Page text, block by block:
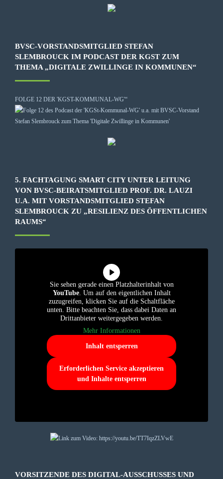
BVSC-VORSTANDSMITGLIED STEFAN
SLEMBROUCK IM PODCAST DER KGST ZUM
THEMA „DIGITALE ZWILLINGE IN KOMMUNEN“
FOLGE 12 DER 'KGST-KOMMUNAL-WG'“
5. FACHTAGUNG SMART CITY UNTER LEITUNG
VON BVSC-BEIRATSMITGLIED PROF. DR. LAUZI
U.A. MIT VORSTANDSMITGLIED STEFAN
SLEMBROUCK ZU „RESILIENZ DES ÖFFENTLICHEN
RAUMS“
Sie sehen gerade einen Platzhalterinhalt von
YouTube. Um auf den eigentlichen Inhalt
zuzugreifen, klicken Sie auf die Schaltfläche
unten. Bitte beachten Sie, dass dabei Daten an
Drittanbieter weitergegeben werden.
Mehr Informationen
Inhalt entsperren
Erforderlichen Service akzeptieren
und Inhalte entsperren
VORSITZENDE DES DIGITAL-AUSSCHUSSES UND